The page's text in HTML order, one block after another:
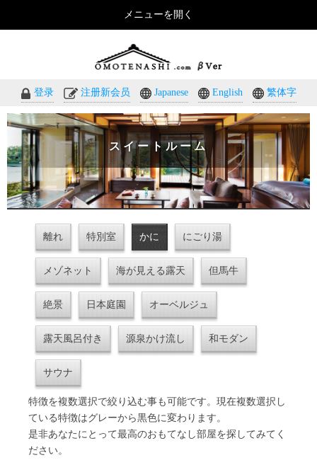
登录 注册新会员 Japanese English 繁体字
スイートルーム
離れ 特別室 かに にごり湯
メゾネット 海が見える露天 但馬牛
絶景 日本庭園 オーベルジュ
露天風呂付き 源泉かけ流し 和モダン
サウナ
特徴を複数選択で絞り込む事も可能です。現在複数選択し
ている特徴はグレーから黒色に変わります。
是非あなたにとって最高のおもてなし部屋を探してみてく
ださい。
メニューを開く